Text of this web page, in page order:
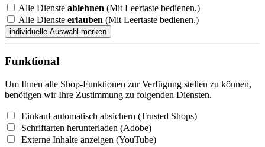
Alle Dienste ablehnen (Mit Leertaste bedienen.)
Alle Dienste erlauben (Mit Leertaste bedienen.)
Funktional
Um Ihnen alle Shop-Funktionen zur Verfügung stellen zu können,
benötigen wir Ihre Zustimmung zu folgenden Diensten.
Einkauf automatisch absichern (Trusted Shops)
Schriftarten herunterladen (Adobe)
Externe Inhalte anzeigen (YouTube)